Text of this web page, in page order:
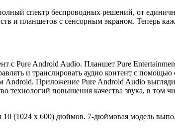
спектр беспроводных решений, от
и планшетов с сенсорным экраном. Теперь
с Pure Android Audio. Планшет Pure
и транслировать аудио контент с
Приложение Pure Android Audio
технологий повышения качества звука, в том
10 (1024 x 600) дюймов. 7-дюймовая модель